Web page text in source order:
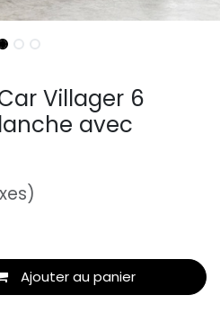
Villager 6
avec
Ajouter au panier